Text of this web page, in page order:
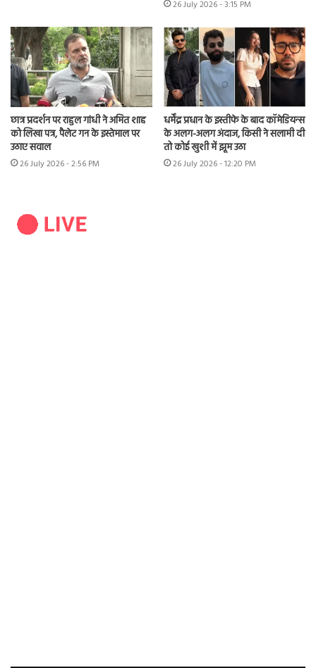
26 July 2026 - 3:15 PM
छात्र प्रदर्शन पर राहुल गांधी ने अमित शाह
को लिखा पत्र, पैलेट गन के इस्तेमाल पर
उठाए सवाल
26 July 2026 - 2:56 PM
धर्मेंद्र प्रधान के इस्तीफे के बाद कॉमेडियन्स
के अलग-अलग अंदाज, किसी ने सलामी दी
तो कोई खुशी में झूम उठा
26 July 2026 - 12:20 PM